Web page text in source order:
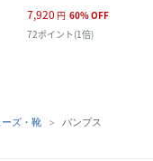
7,920 円 60%OFF
72ポイント(1倍)
ーズ・靴 パンプス